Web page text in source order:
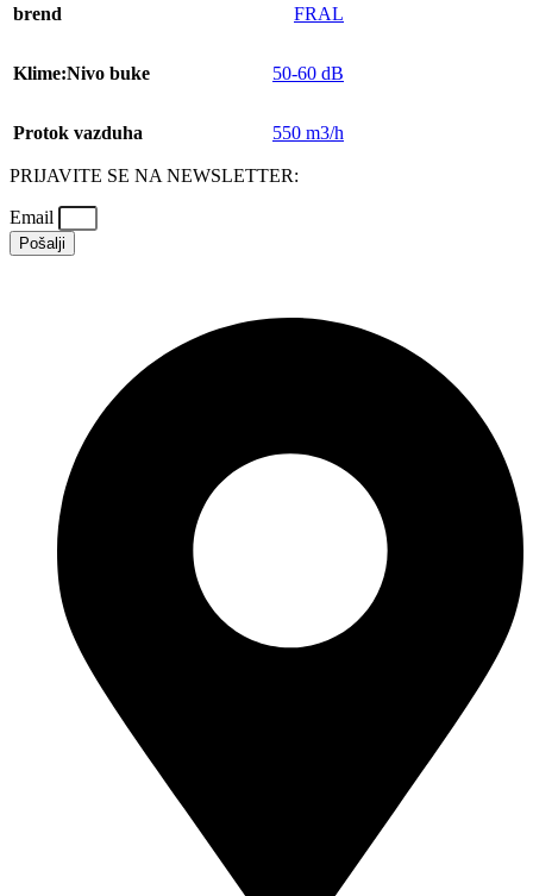
brend FRAL
Klime:Nivo buke 50-60 dB
Protok vazduha 550 m3/h
PRIJAVITE SE NA NEWSLETTER:
Email
Pošalji